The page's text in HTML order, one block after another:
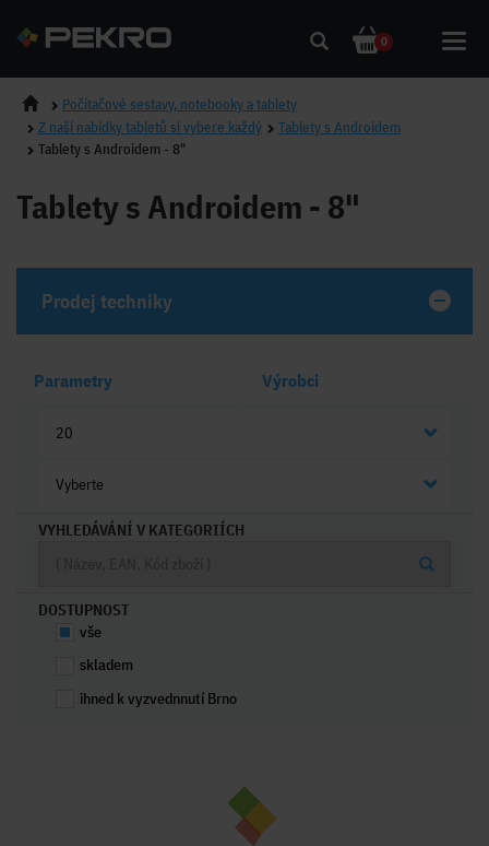
0
Počítačové sestavy, notebooky a tablety
Z naší nabídky tabletů si vybere každý
Tablety s Androidem
Tablety s Androidem - 8"
Tablety s Androidem - 8"
Prodej techniky
Parametry Výrobci
20
Vyberte
VYHLEDÁVÁNÍ V KATEGORIÍCH
DOSTUPNOST
vše
skladem
ihned k vyzvednnutí Brno